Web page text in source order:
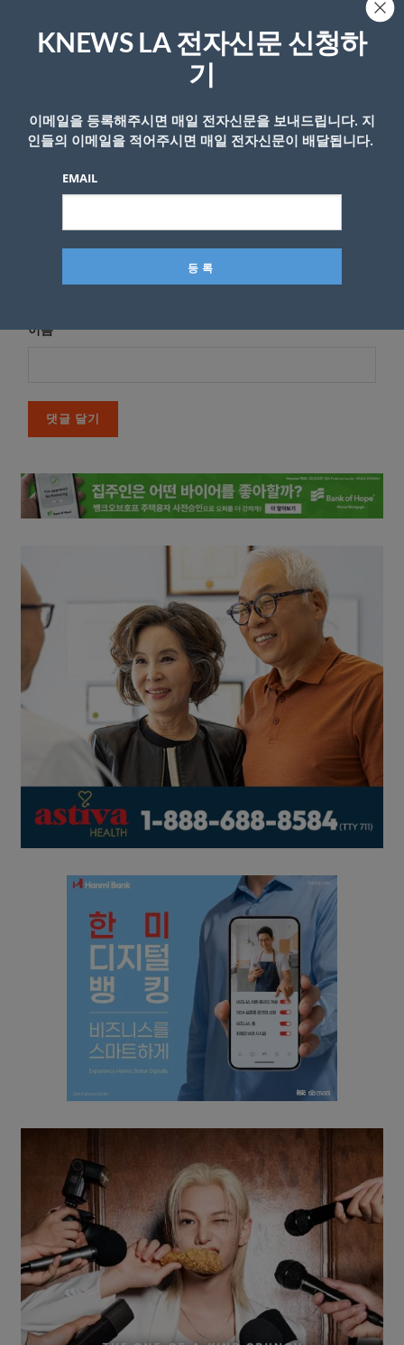
이메일 주소는 공개되지 않습니다. 필수 필드는*로 표시됩니
이름
KNEWS LA 전자신문 신청하
기
이메일을 등록해주시면 매일 전자신문을 보내드립니다. 지
인들의 이메일을 적어주시면 매일 전자신문이 배달됩니다.
EMAIL